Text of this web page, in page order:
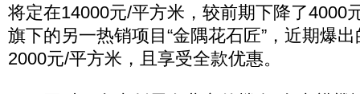
将定在14000元/平方米，较前期下降了4000
旗下的另一热销项目“金隅花石匠”，近期爆
2000元/平方米，且享受全款优惠。